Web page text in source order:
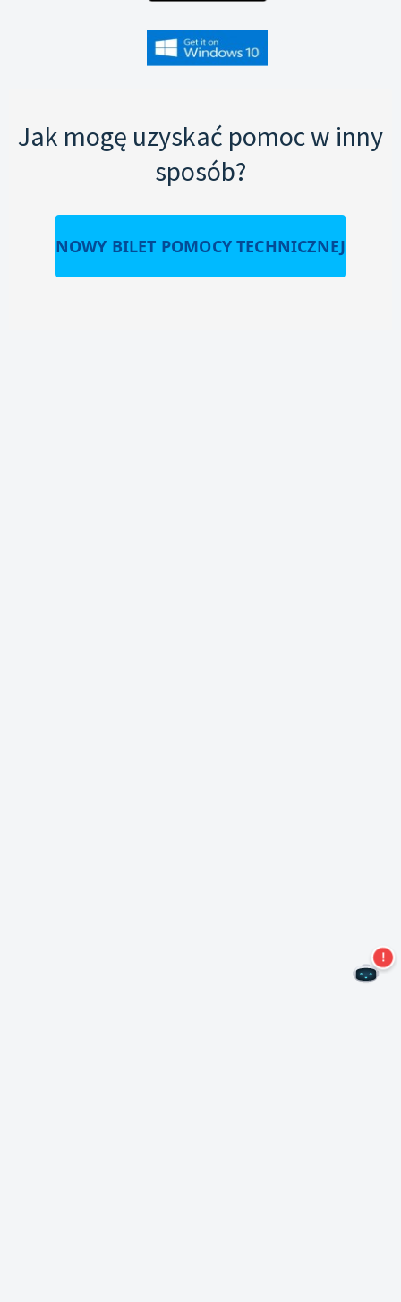
Jak mogę uzyskać pomoc w inny
sposób?
NOWY BILET POMOCY TECHNICZNEJ